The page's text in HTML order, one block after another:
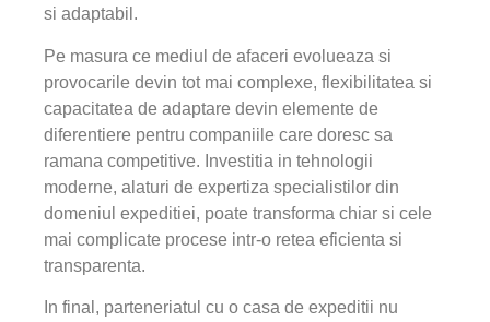
si adaptabil.
Pe masura ce mediul de afaceri evolueaza si
provocarile devin tot mai complexe, flexibilitatea si
capacitatea de adaptare devin elemente de
diferentiere pentru companiile care doresc sa
ramana competitive. Investitia in tehnologii
moderne, alaturi de expertiza specialistilor din
domeniul expeditiei, poate transforma chiar si cele
mai complicate procese intr-o retea eficienta si
transparenta.
In final, parteneriatul cu o casa de expeditii nu